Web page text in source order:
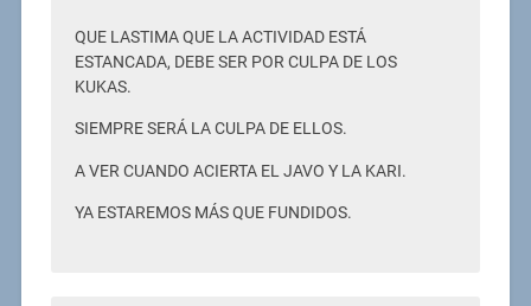
QUE LASTIMA QUE LA ACTIVIDAD ESTÁ
ESTANCADA, DEBE SER POR CULPA DE LOS
KUKAS.
SIEMPRE SERÁ LA CULPA DE ELLOS.
A VER CUANDO ACIERTA EL JAVO Y LA KARI.
YA ESTAREMOS MÁS QUE FUNDIDOS.